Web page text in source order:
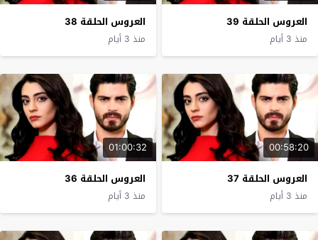
العروس الحلقة 39
منذ 3 أيام
العروس الحلقة 38
منذ 3 أيام
00:58:20
العروس الحلقة 37
منذ 3 أيام
01:00:32
العروس الحلقة 36
منذ 3 أيام